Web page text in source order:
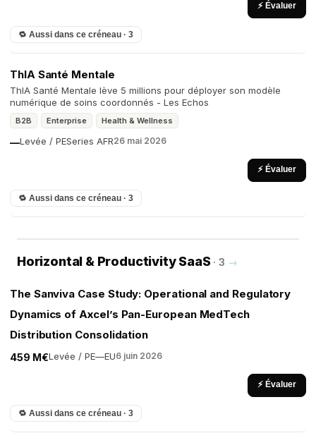
⚡ Évaluer
🔁 Aussi dans ce créneau · 3
ThIA Santé Mentale
ThIA Santé Mentale lève 5 millions pour déployer son modèle
numérique de soins coordonnés - Les Echos
B2B Enterprise Health & Wellness
Levée / PE
— Series AFR26 mai 2026
⚡ Évaluer
🔁 Aussi dans ce créneau · 3
Horizontal & Productivity SaaS · 3 →
The Sanviva Case Study: Operational and Regulatory
Dynamics of Axcel’s Pan-European MedTech
Distribution Consolidation
Levée / PE
459 M€ —EU6 juin 2026
⚡ Évaluer
🔁 Aussi dans ce créneau · 3